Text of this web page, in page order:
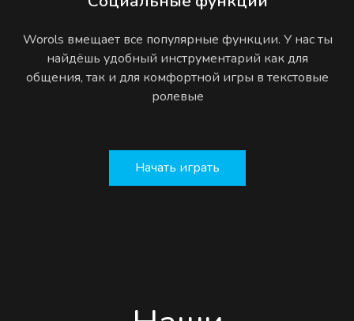
Worols вмещает все популярные функции. У нас ты
найдёшь удобный инструментарий как для
общения, так и для комфортной игры в текстовые
ролевые
Начать играть